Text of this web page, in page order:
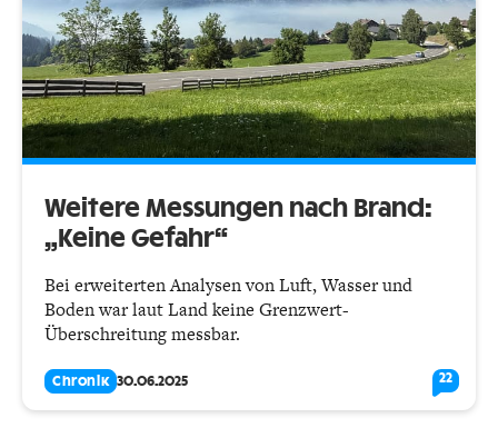
Weitere Messungen nach Brand:
„Keine Gefahr“
Bei erweiterten Analysen von Luft, Wasser und
Boden war laut Land keine Grenzwert-
Überschreitung messbar.
Chronik 30.06.2025 22